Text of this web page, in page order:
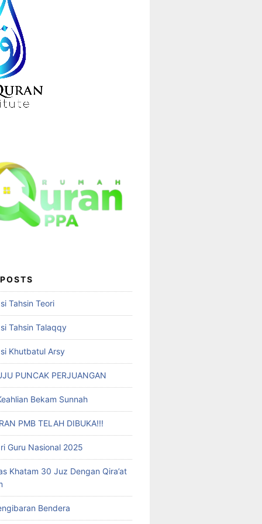
Tahsin Teori
Tahsin Talaqqy
Khutbatul Arsy
PUNCAK PERJUANGAN
Bekam Sunnah
PMB TELAH DIBUKA!!!
Guru Nasional 2025
Khatam 30 Juz Dengan Qira’at
Bendera